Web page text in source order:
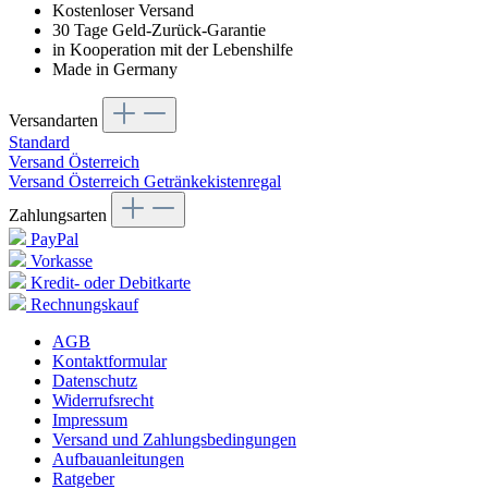
Kostenloser Versand
30 Tage Geld-Zurück-Garantie
in Kooperation mit der Lebenshilfe
Made in Germany
Versandarten
Standard
Versand Österreich
Versand Österreich Getränkekistenregal
Zahlungsarten
PayPal
Vorkasse
Kredit- oder Debitkarte
Rechnungskauf
AGB
Kontaktformular
Datenschutz
Widerrufsrecht
Impressum
Versand und Zahlungsbedingungen
Aufbauanleitungen
Ratgeber